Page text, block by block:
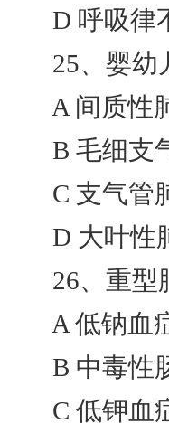
D 呼吸律
25、婴幼儿
A 间质性
B 毛细支
C 支气管
D 大叶性
26、重型肺
A 低钠血
B 中毒性
C 低钾血